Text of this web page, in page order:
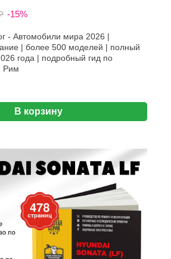
-15%
- Автомобили мира 2026 |
| более 500 моделей | полный
года | подробный гид по
Рим
В корзину